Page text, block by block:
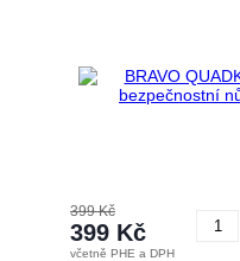
399 Kč
399 Kč
včetně PHE a DPH